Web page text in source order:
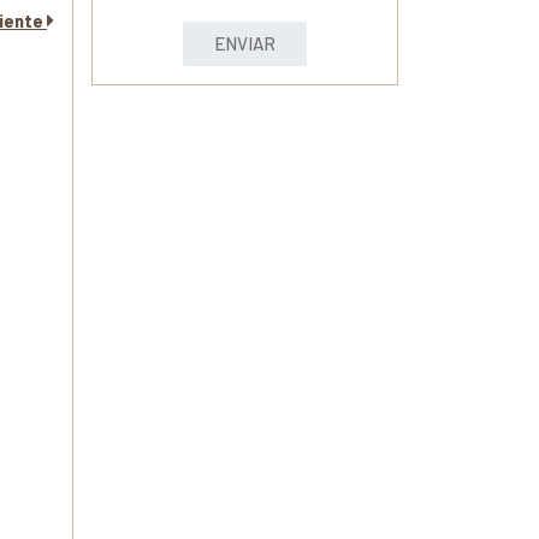
ENVIAR